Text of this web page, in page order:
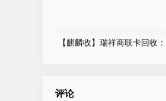
【麒麟收】瑞祥商联卡回收：
评论